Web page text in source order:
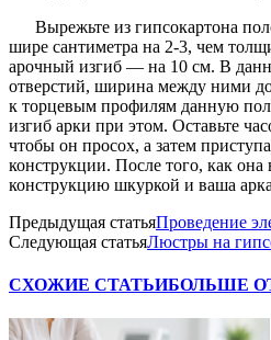
Вырежьте из гипсокартона
шире сантиметра на 2-3, чем
арочный изгиб — на 10 см. В
отверстий, ширина между ними
к торцевым профилям данную
изгиб арки при этом. Оставьте
чтобы он просох, а затем
конструкции. После того, как она
конструкцию шкуркой и ваша
Предыдущая статьяПроведение
Следующая статьяЛюстры на
СХОЖИЕ СТАТЬИБОЛЬШЕ